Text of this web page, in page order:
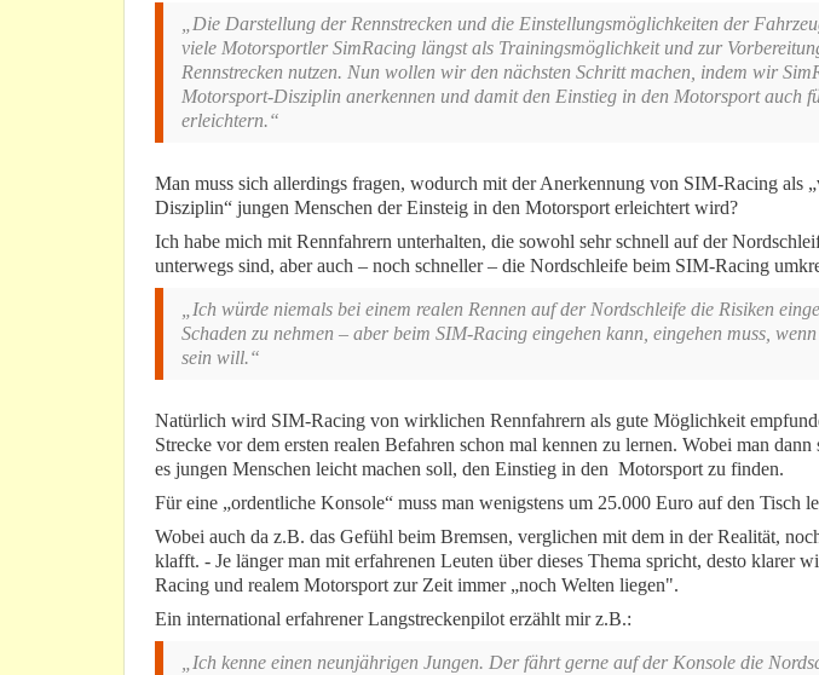
„Die Darstellung der Rennstrecken und die Einstellungsmöglichkeiten der
viele Motorsportler SimRacing längst als Trainingsmöglichkeit und zur
Rennstrecken nutzen. Nun wollen wir den nächsten Schritt machen, indem wir
Motorsport-Disziplin anerkennen und damit den Einstieg in den Motorsport auch
erleichtern.“
Man muss sich allerdings fragen, wodurch mit der Anerkennung von SIM-Racing als
Disziplin“ jungen Menschen der Einsteig in den Motorsport erleichtert wird?
Ich habe mich mit Rennfahrern unterhalten, die sowohl sehr schnell auf der
unterwegs sind, aber auch – noch schneller – die Nordschleife beim SIM-Racing
„Ich würde niemals bei einem realen Rennen auf der Nordschleife die Risiken
Schaden zu nehmen – aber beim SIM-Racing eingehen kann, eingehen muss,
sein will.“
Natürlich wird SIM-Racing von wirklichen Rennfahrern als gute Möglichkeit
Strecke vor dem ersten realen Befahren schon mal kennen zu lernen. Wobei man
es jungen Menschen leicht machen soll, den Einstieg in den Motorsport zu finden.
Für eine „ordentliche Konsole“ muss man wenigstens um 25.000 Euro auf den Tisch
Wobei auch da z.B. das Gefühl beim Bremsen, verglichen mit dem in der Realität,
klafft. - Je länger man mit erfahrenen Leuten über dieses Thema spricht, desto klarer
Racing und realem Motorsport zur Zeit immer „noch Welten liegen".
Ein international erfahrener Langstreckenpilot erzählt mir z.B.:
„Ich kenne einen neunjährigen Jungen. Der fährt gerne auf der Konsole die